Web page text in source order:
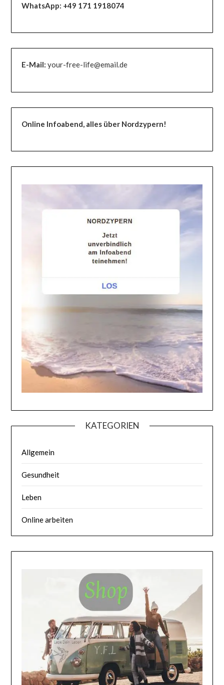
WhatsApp: +49 171 1918074
E-Mail:your-free-life@email.de
Online Infoabend, alles über Nordzypern!
KATEGORIEN
Allgemein
Gesundheit
Leben
Online arbeiten